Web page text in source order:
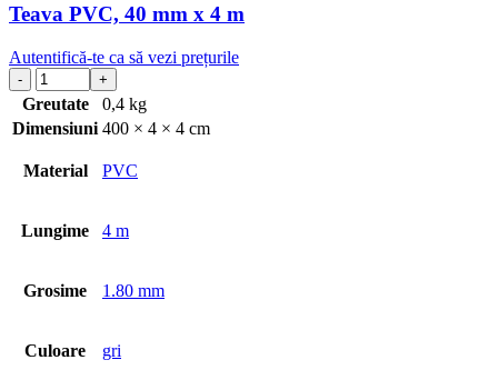
Teava PVC, 40 mm x 4 m
Autentifică-te ca să vezi prețurile
Greutate
0,4 kg
Dimensiuni 400 × 4 × 4 cm
Material PVC
Lungime 4 m
Grosime 1.80 mm
Culoare gri